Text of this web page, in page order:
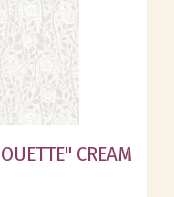
CREAM